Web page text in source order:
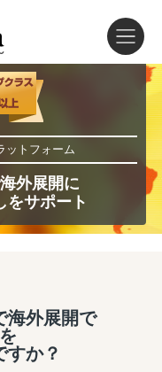
ットフォーム
外展開に
をサポート
海外展開で
すか？